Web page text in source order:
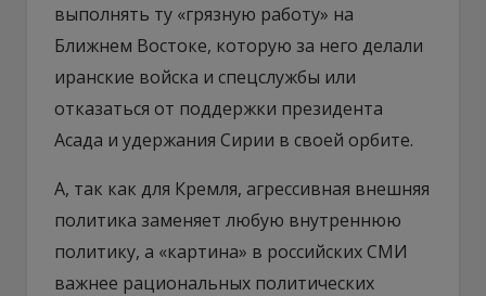
выполнять ту «грязную работу» на
Ближнем Востоке, которую за него делали
иранские войска и спецслужбы или
отказаться от поддержки президента
Асада и удержания Сирии в своей орбите.
А, так как для Кремля, агрессивная внешняя
политика заменяет любую внутреннюю
политику, а «картина» в российских СМИ
важнее рациональных политических